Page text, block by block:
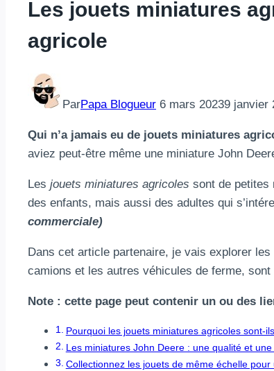
Les jouets miniatures
agricole
ParPapa Blogueur 6 mars 20239 janvier
Qui n’a jamais eu de jouets miniatures
aviez peut-être même une miniature John
Les jouets miniatures agricoles sont de petites
des enfants, mais aussi des adultes qui
commerciale)
Dans cet article partenaire, je vais explorer
camions et les autres véhicules de ferme,
Note : cette page peut contenir un ou des
Pourquoi les jouets miniatures agricoles sont-
Les miniatures John Deere : une qualité et
Collectionnez les jouets de même échelle